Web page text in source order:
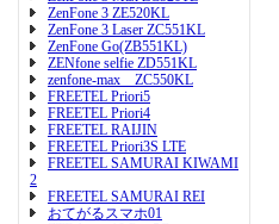
ZenFone 3 ZE520KL
ZenFone 3 Laser ZC551KL
ZenFone Go(ZB551KL)
ZENfone selfie ZD551KL
zenfone-max ZC550KL
FREETEL Priori5
FREETEL Priori4
FREETEL RAIJIN
FREETEL Priori3S LTE
FREETEL SAMURAI KIWAMI
2
FREETEL SAMURAI REI
おてがるスマホ01